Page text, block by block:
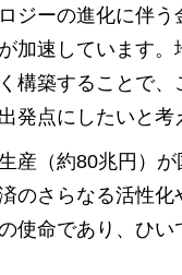
ジーの進化に伴
加速しています
構築することで
発点にしたいと考
産（約80兆円）
のさらなる活性
使命であり、ひ